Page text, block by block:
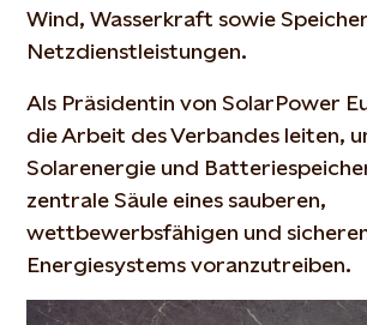
Wind, Wasserkraft sowie
Netzdienstleistungen.
Als Präsidentin von SolarPower
die Arbeit des Verbandes leiten,
Solarenergie und
zentrale Säule eines sauberen,
wettbewerbsfähigen und
Energiesystems voranzutreiben.